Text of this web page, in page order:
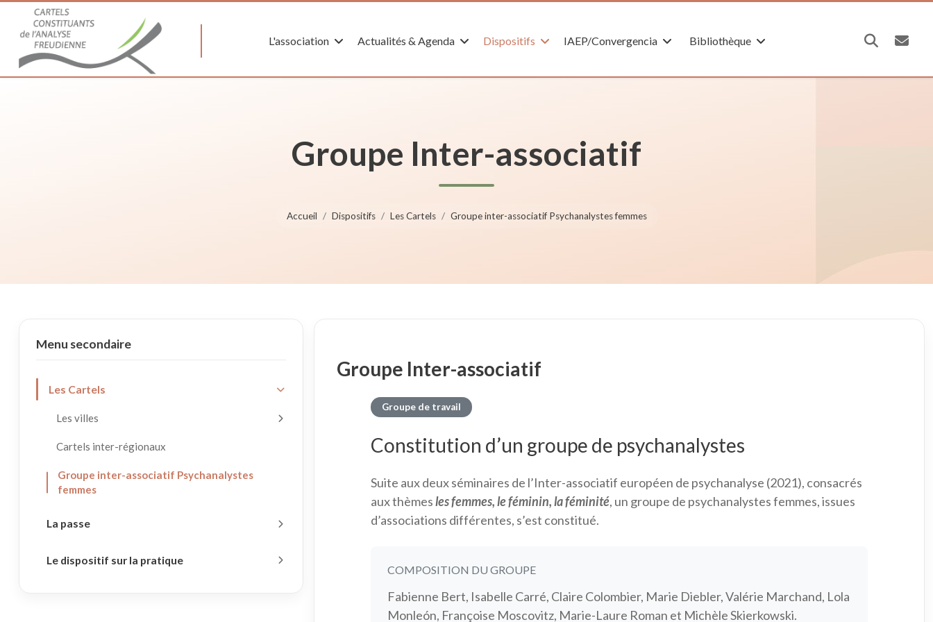
L'association Actualités & Agenda Dispositifs IAEP/Convergencia Bibliothèque
Groupe Inter-associatif
Accueil Dispositifs Les Cartels Groupe inter-associatif Psychanalystes femmes
Menu secondaire
Les Cartels
Les villes
Cartels inter-régionaux
Groupe inter-associatif Psychanalystes
femmes
La passe
Le dispositif sur la pratique
Groupe Inter-associatif
Groupe de travail
Constitution d’un groupe de psychanalystes
Suite aux deux séminaires de l’Inter-associatif européen de psychanalyse (2021), consacrés
aux thèmesles femmes, le féminin, la féminité, un groupe de psychanalystes femmes, issues
d’associations différentes, s’est constitué.
COMPOSITION DU GROUPE
Fabienne Bert, Isabelle Carré, Claire Colombier, Marie Diebler, Valérie Marchand, Lola
Monleón, Françoise Moscovitz, Marie-Laure Roman et Michèle Skierkowski.